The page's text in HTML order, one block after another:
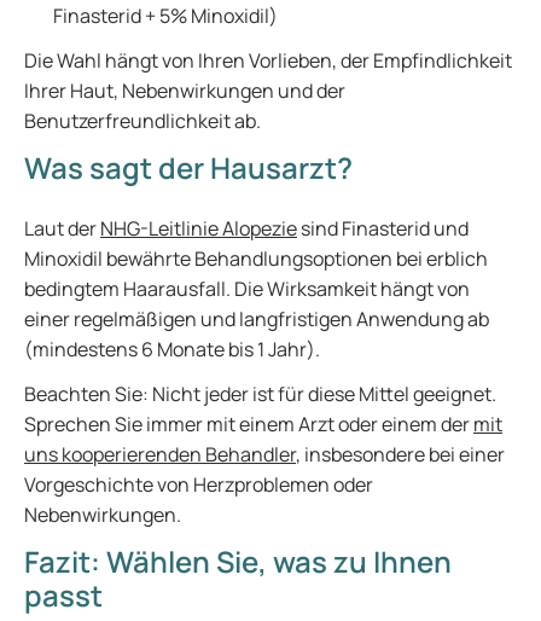
Finasterid + 5% Minoxidil)
Die Wahl hängt von Ihren Vorlieben, der Empfindlichkeit
Ihrer Haut, Nebenwirkungen und der
Benutzerfreundlichkeit ab.
Was sagt der Hausarzt?
Laut derNHG-Leitlinie Alopeziesind Finasterid und
Minoxidil bewährte Behandlungsoptionen bei erblich
bedingtem Haarausfall. Die Wirksamkeit hängt von
einer regelmäßigen und langfristigen Anwendung ab
(mindestens 6 Monate bis 1 Jahr).
Beachten Sie: Nicht jeder ist für diese Mittel geeignet.
Sprechen Sie immer mit einem Arzt oder einem dermit
uns kooperierenden Behandler, insbesondere bei einer
Vorgeschichte von Herzproblemen oder
Nebenwirkungen.
Fazit: Wählen Sie, was zu Ihnen
passt